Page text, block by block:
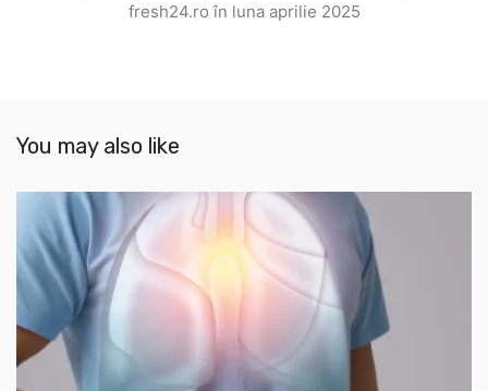
fresh24.ro în luna aprilie 2025
You may also like